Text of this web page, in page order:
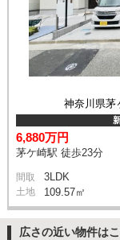
神奈川県茅
6,880万円
茅ケ崎駅 徒歩23分
間取 3LDK
土地 109.57㎡
広さの近い物件は